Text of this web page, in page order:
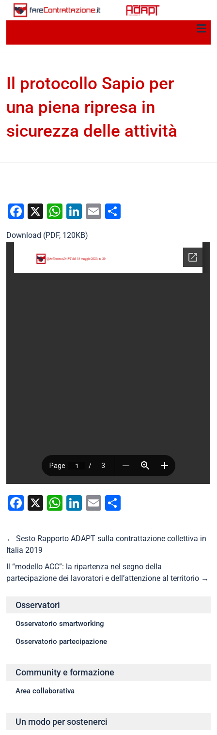
Il protocollo Sapio per
una piena ripresa in
sicurezza delle attività
Facebook
X WhatsApp
LinkedIn
Email
Download (PDF, 120KB)
Facebook
X WhatsApp
LinkedIn
Email
← Sesto Rapporto ADAPT sulla contrattazione collettiva in
Italia 2019
Il “modello ACC”: la ripartenza nel segno della
partecipazione dei lavoratori e dell’attenzione al territorio →
Osservatori
Osservatorio smartworking
Osservatorio partecipazione
Community e formazione
Area collaborativa
Un modo per sostenerci